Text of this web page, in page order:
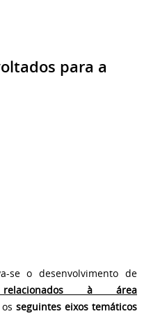
para a
se o desenvolvimento de
à área
seguintes eixos temáticos